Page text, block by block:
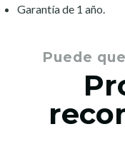
Garantía de 1 año.
Puede